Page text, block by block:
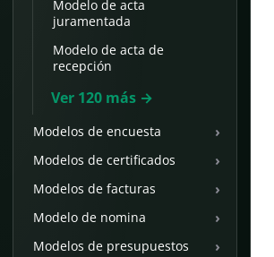
Modelo de acta
juramentada
Modelo de acta de
recepción
Ver 120 más →
Modelos de encuesta ›
Modelos de certificados ›
Modelos de facturas ›
Modelo de nomina ›
Modelos de presupuestos ›